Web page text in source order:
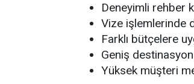
Deneyimli rehber
Vize işlemlerinde
Farklı bütçelere
Geniş destinasyon
Yüksek müşteri